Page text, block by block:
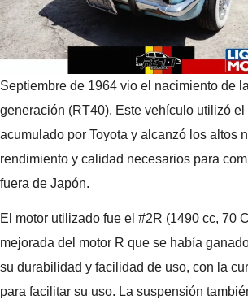
Septiembre de 1964 vio el nacimiento de
generación (RT40). Este vehículo utilizó
acumulado por Toyota y alcanzó los altos
rendimiento y calidad necesarios para
fuera de Japón.
El motor utilizado fue el #2R (1490 cc, 70
mejorada del motor R que se había
su durabilidad y facilidad de uso, con la
para facilitar su uso. La suspensión